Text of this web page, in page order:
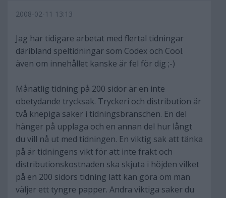
2008-02-11 13:13
Jag har tidigare arbetat med flertal tidningar
däribland speltidningar som Codex och Cool.
även om innehållet kanske är fel för dig ;-)
Månatlig tidning på 200 sidor är en inte
obetydande trycksak. Tryckeri och distribution är
två knepiga saker i tidningsbranschen. En del
hänger på upplaga och en annan del hur långt
du vill nå ut med tidningen. En viktig sak att tänka
på är tidningens vikt för att inte frakt och
distributionskostnaden ska skjuta i höjden vilket
på en 200 sidors tidning lätt kan göra om man
väljer ett tyngre papper. Andra viktiga saker du